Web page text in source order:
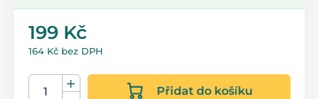
199 Kč
164 Kč bez DPH
Přidat do košíku